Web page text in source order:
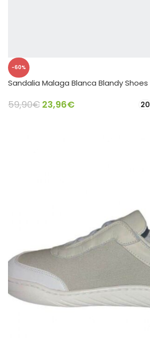
-60%
Sandalia Malaga Blanca Blandy Shoes
59,90€ 23,96€ 20